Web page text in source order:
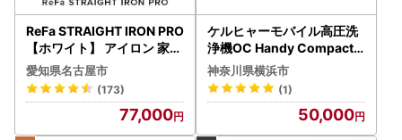
ReFa STRAIGHT IRON PRO
【ホワイト】 アイロン 家電
美容 リファ アイロン
愛知県名古屋市
(173)
77,000
ケルヒャーモバイル高圧洗
浄機OC Handy Compact
（ハンディエア） APV000
7
神奈川県横浜市
(1)
50,000